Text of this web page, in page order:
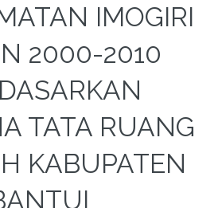
IMOGIRI
2000-2010
TATA RUANG
KABUPATEN